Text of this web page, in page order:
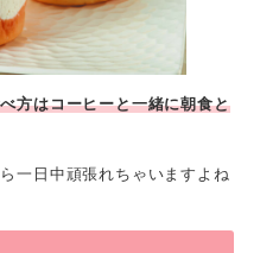
方はコーヒーと一緒に朝食と
一日中頑張れちゃいますよね